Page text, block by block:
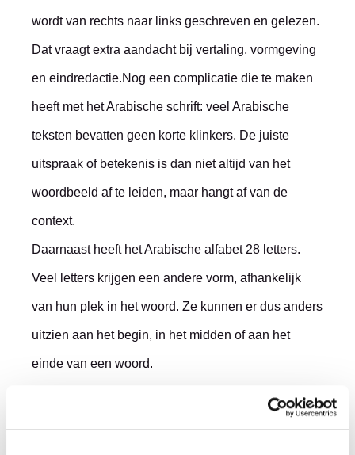
wordt van rechts naar links geschreven en gelezen.
Dat vraagt extra aandacht bij vertaling, vormgeving
en eindredactie.Nog een complicatie die te maken
heeft met het Arabische schrift: veel Arabische
teksten bevatten geen korte klinkers. De juiste
uitspraak of betekenis is dan niet altijd van het
woordbeeld af te leiden, maar hangt af van de
context.
Daarnaast heeft het Arabische alfabet 28 letters.
Veel letters krijgen een andere vorm, afhankelijk
van hun plek in het woord. Ze kunnen er dus anders
uitzien aan het begin, in het midden of aan het
einde van een woord.